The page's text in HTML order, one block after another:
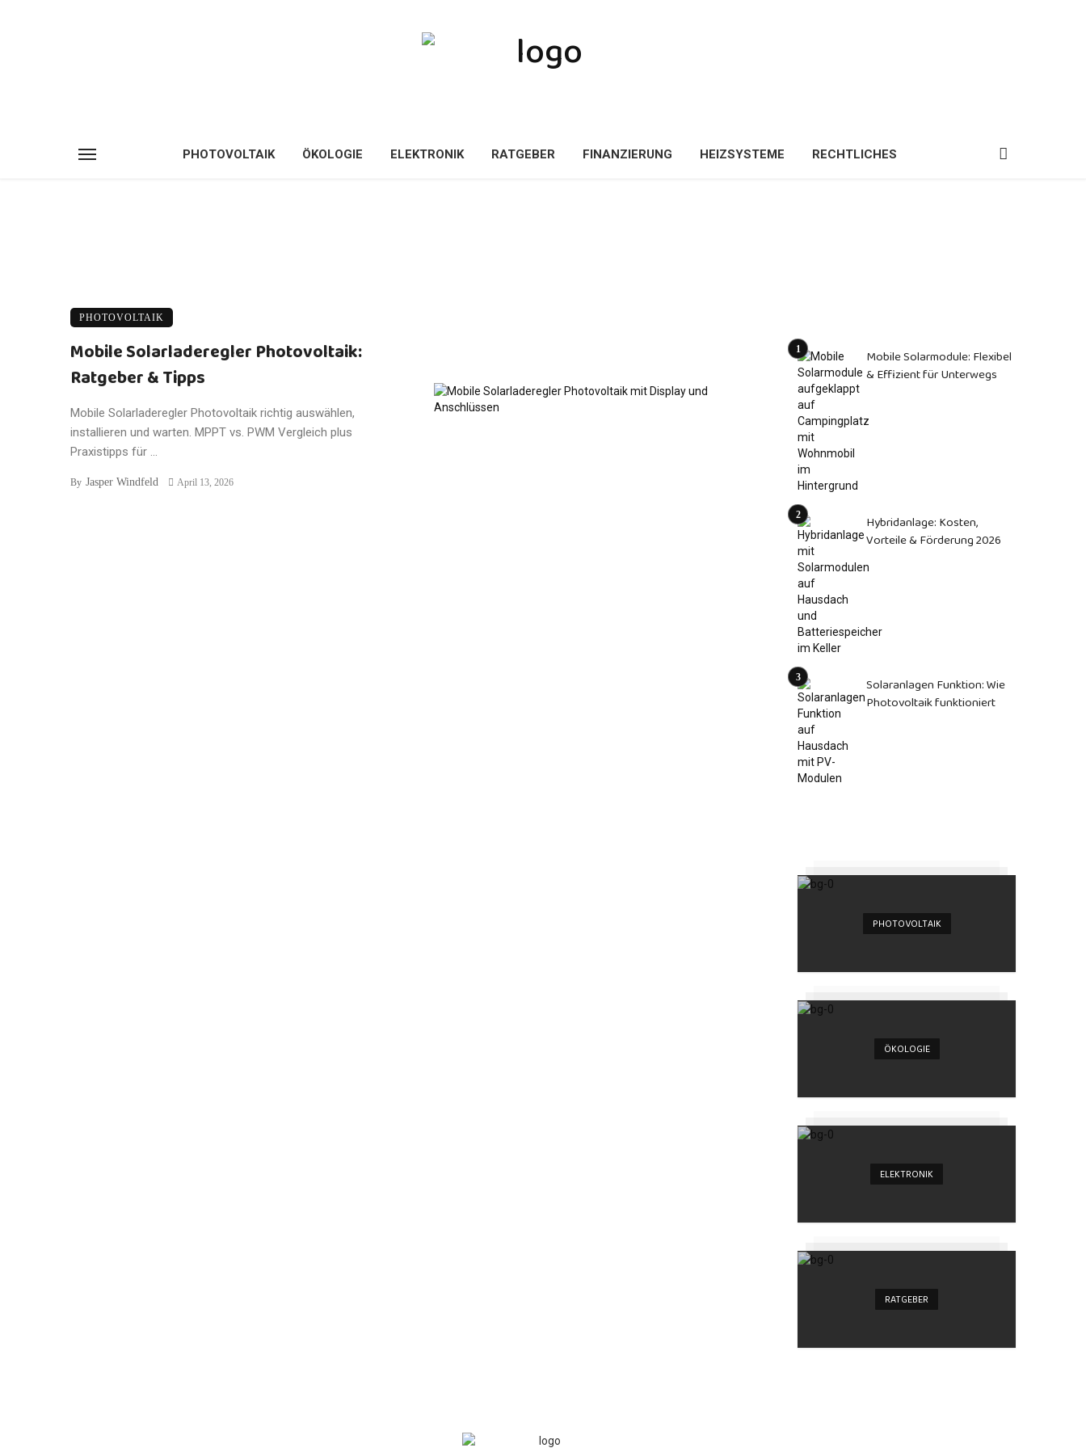
PHOTOVOLTAIK ÖKOLOGIE ELEKTRONIK RATGEBER FINANZIERUNG HEIZSYSTEME RECHTLICHES
PHOTOVOLTAIK
Mobile Solarladeregler Photovoltaik:
Ratgeber & Tipps
Mobile Solarladeregler Photovoltaik richtig auswählen,
installieren und warten. MPPT vs. PWM Vergleich plus
Praxistipps für ...
By Jasper Windfeld April 13, 2026
Mobile Solarmodule: Flexibel
& Effizient für Unterwegs
Hybridanlage: Kosten,
Vorteile & Förderung 2026
Solaranlagen Funktion: Wie
Photovoltaik funktioniert
PHOTOVOLTAIK
ÖKOLOGIE
ELEKTRONIK
RATGEBER